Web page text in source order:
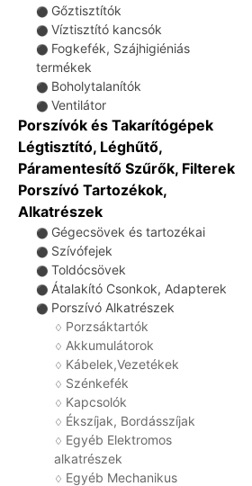
⚫ Gőztisztítók
⚫ Víztisztító kancsók
⚫ Fogkefék, Szájhigiéniás
termékek
⚫ Boholytalanítók
⚫ Ventilátor
Porszívók és Takarítógépek
Légtisztító, Léghűtő,
Páramentesítő Szűrők, Filterek
Porszívó Tartozékok,
Alkatrészek
⚫ Gégecsövek és tartozékai
⚫ Szívófejek
⚫ Toldócsövek
⚫ Átalakító Csonkok, Adapterek
⚫ Porszívó Alkatrészek
♢ Porzsáktartók
♢ Akkumulátorok
♢ Kábelek,Vezetékek
♢ Szénkefék
♢ Kapcsolók
♢ Ékszíjak, Bordásszíjak
♢ Egyéb Elektromos
alkatrészek
♢ Egyéb Mechanikus